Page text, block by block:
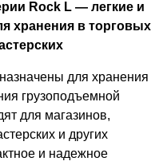
Rock L — легкие и
хранения в торговых
для хранения
грузоподъемной
для магазинов,
и других
и надежное